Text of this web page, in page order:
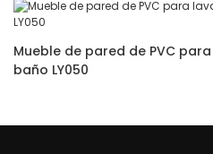
Mueble de pared de PVC
baño LY050